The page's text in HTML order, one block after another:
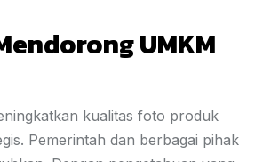
UMKM
kualitas foto produk
Pemerintah dan berbagai pihak